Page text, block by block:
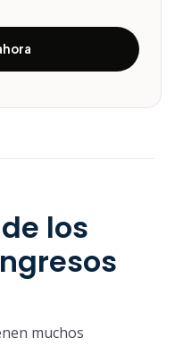
los
muchos